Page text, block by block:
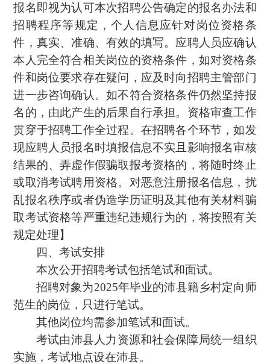
报名即视为认可本次招聘公告确定的报名办法和
招聘程序等规定，个人信息应针对岗位资格条
件，真实、准确、有效的填写。应聘人员应确认
本人完全符合相关岗位的资格条件，如对资格条
件和岗位要求存在疑问，应及时向招聘主管部门
进一步咨询确认。如不符合资格条件仍然坚持报
名的，由此产生的后果自行承担。资格审查工作
贯穿于招聘工作全过程。在招聘各个环节，如发
现应聘人员报名时填报信息不实且影响报名审核
结果的、弄虚作假骗取报考资格的，将随时终止
或取消考试聘用资格。对恶意注册报名信息，扰
乱报名秩序或者伪造学历证明及其他有关材料骗
取考试资格等严重违纪违规行为的，将按照有关
规定处理】
四、考试安排
本次公开招聘考试包括笔试和面试。
招聘对象为2025年毕业的沛县籍乡村定向师
范生的岗位，只进行笔试。
其他岗位均需参加笔试和面试。
考试由沛县人力资源和社会保障局统一组织
实施，考试地点设在沛县。